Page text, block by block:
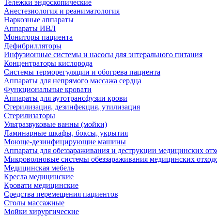
Тележки эндоскопические
Анестезиология и реаниматология
Наркозные аппараты
Аппараты ИВЛ
Мониторы пациента
Дефибрилляторы
Инфузионные системы и насосы для энтерального питания
Концентраторы кислорода
Системы терморегуляции и обогрева пациента
Аппараты для непрямого массажа сердца
Функциональные кровати
Аппараты для аутотрансфузии крови
Стерилизация, дезинфекция, утилизация
Стерилизаторы
Ультразвуковые ванны (мойки)
Ламинарные шкафы, боксы, укрытия
Моюще-дезинфицирующие машины
Аппараты для обеззараживания и деструкции медицинских
Микроволновые системы обеззараживания медицинских
Медицинская мебель
Кресла медицинские
Кровати медицинские
Средства перемещения пациентов
Столы массажные
Мойки хирургические